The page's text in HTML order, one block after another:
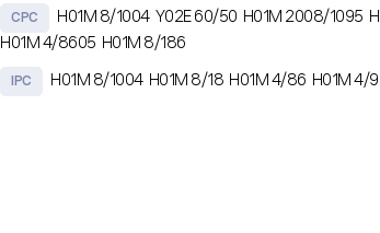
CPC H01M 8/1004 Y02E 60/50 H01M 2008/1095
H01M 4/8605 H01M 8/186
IPC H01M 8/1004 H01M 8/18 H01M 4/86 H01M 4/